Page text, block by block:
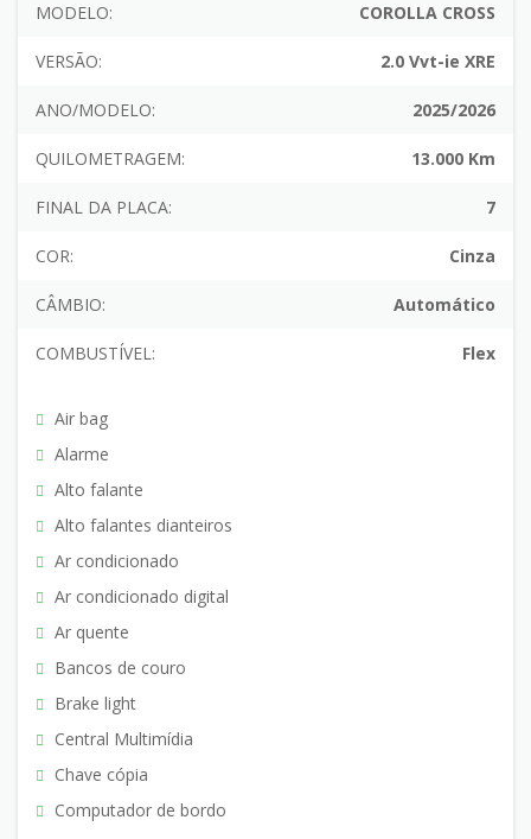
MODELO: COROLLA CROSS
VERSÃO: 2.0 Vvt-ie XRE
ANO/MODELO: 2025/2026
QUILOMETRAGEM: 13.000 Km
FINAL DA PLACA: 7
COR: Cinza
CÂMBIO: Automático
COMBUSTÍVEL: Flex
Air bag
Alarme
Alto falante
Alto falantes dianteiros
Ar condicionado
Ar condicionado digital
Ar quente
Bancos de couro
Brake light
Central Multimídia
Chave cópia
Computador de bordo